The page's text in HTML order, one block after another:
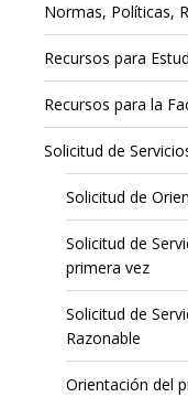
Normas, Políticas,
Recursos para
Recursos para la
Solicitud de
Solicitud de
Solicitud de
primera vez
Solicitud de
Razonable
Orientación del